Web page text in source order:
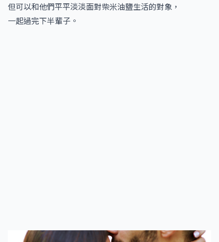
但可以和他們平平淡淡面對柴米油鹽生活的對象，
一起過完下半輩子。